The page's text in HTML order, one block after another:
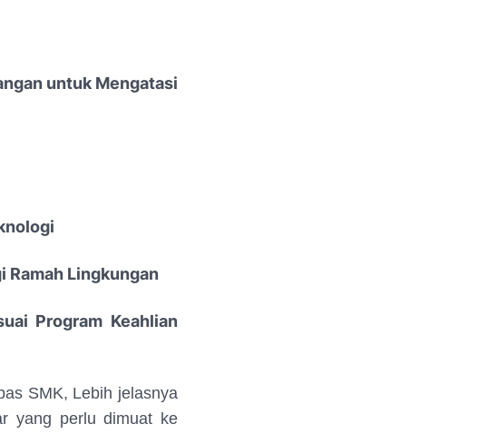
untuk Mengatasi
Ramah Lingkungan
Program Keahlian
SMK, Lebih jelasnya
yang perlu dimuat ke